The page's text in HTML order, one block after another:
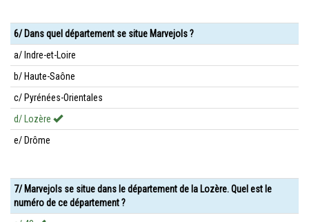
6/ Dans quel département se situe Marvejols ?
a/ Indre-et-Loire
b/ Haute-Saône
c/ Pyrénées-Orientales
d/ Lozère
e/ Drôme
7/ Marvejols se situe dans le département de la Lozère. Quel est le
numéro de ce département ?